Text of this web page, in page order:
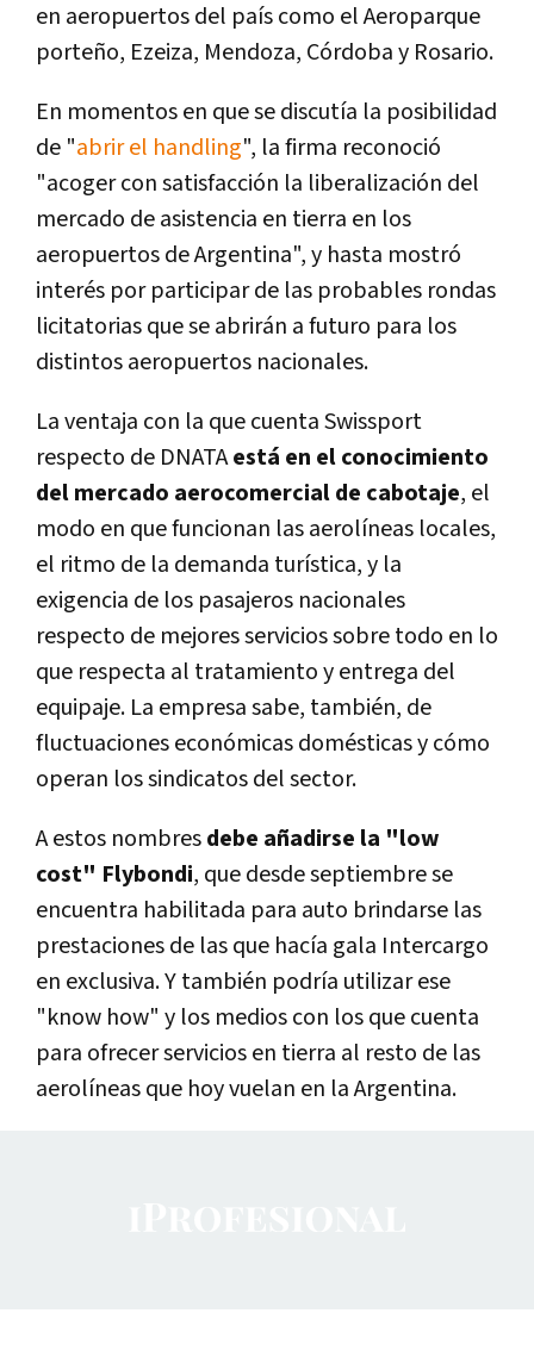
en aeropuertos del país como el Aeroparque
porteño, Ezeiza, Mendoza, Córdoba y Rosario.
En momentos en que se discutía la posibilidad
de "abrir el handling", la firma reconoció
"acoger con satisfacción la liberalización del
mercado de asistencia en tierra en los
aeropuertos de Argentina", y hasta mostró
interés por participar de las probables rondas
licitatorias que se abrirán a futuro para los
distintos aeropuertos nacionales.
La ventaja con la que cuenta Swissport
respecto de DNATAestá en el conocimiento
del mercado aerocomercial de cabotaje, el
modo en que funcionan las aerolíneas locales,
el ritmo de la demanda turística, y la
exigencia de los pasajeros nacionales
respecto de mejores servicios sobre todo en lo
que respecta al tratamiento y entrega del
equipaje. La empresa sabe, también, de
fluctuaciones económicas domésticas y cómo
operan los sindicatos del sector.
A estos nombresdebe añadirse la "low
cost" Flybondi, que desde septiembre se
encuentra habilitada para auto brindarse las
prestaciones de las que hacía gala Intercargo
en exclusiva. Y también podría utilizar ese
"know how" y los medios con los que cuenta
para ofrecer servicios en tierra al resto de las
aerolíneas que hoy vuelan en la Argentina.